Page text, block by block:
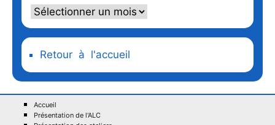
Retour à l'accueil
Accueil
Présentation de l'ALC